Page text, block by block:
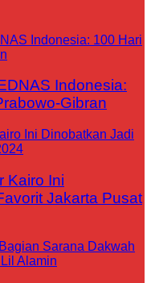
Indonesia:
Gibran
Kairo Ini
Jakarta Pusat